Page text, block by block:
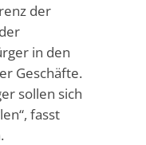
der
in den
Geschäfte.
sollen sich
fasst